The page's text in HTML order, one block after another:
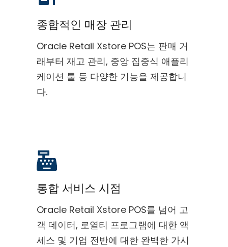
종합적인 매장 관리
Oracle Retail Xstore POS는 판매 거
래부터 재고 관리, 중앙 집중식 애플리
케이션 툴 등 다양한 기능을 제공합니
다.
통합 서비스 시점
Oracle Retail Xstore POS를 넘어 고
객 데이터, 로열티 프로그램에 대한 액
세스 및 기업 전반에 대한 완벽한 가시